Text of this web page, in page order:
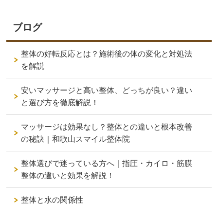
ブログ
整体の好転反応とは？施術後の体の変化と対処法
を解説
安いマッサージと高い整体、どっちが良い？違い
と選び方を徹底解説！
マッサージは効果なし？整体との違いと根本改善
の秘訣｜和歌山スマイル整体院
整体選びで迷っている方へ｜指圧・カイロ・筋膜
整体の違いと効果を解説！
整体と水の関係性